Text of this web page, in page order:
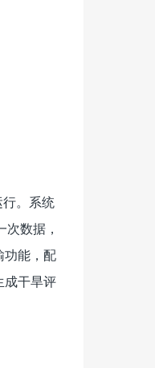
。系统
数据，
功能，配
成干旱评